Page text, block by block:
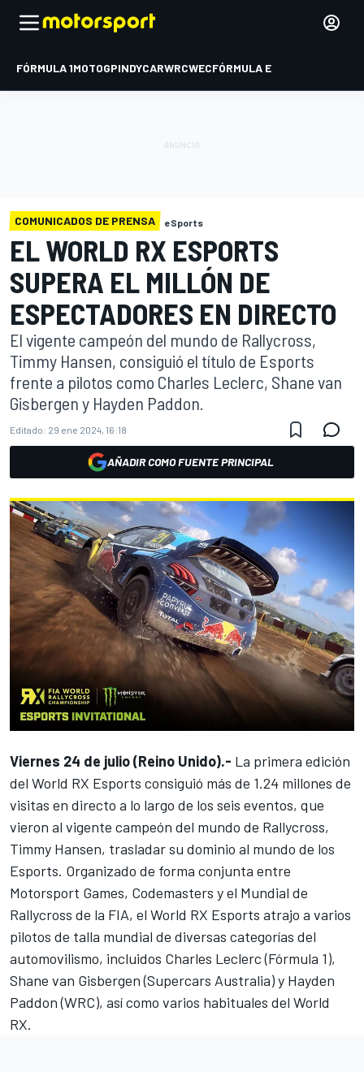
FÓRMULA 1MOTOGPINDYCARWRCWECFÓRMULA E
COMUNICADOS DE PRENSA eSports
EL WORLD RX ESPORTS
SUPERA EL MILLÓN DE
ESPECTADORES EN DIRECTO
El vigente campeón del mundo de Rallycross,
Timmy Hansen, consiguió el título de Esports
frente a pilotos como Charles Leclerc, Shane van
Gisbergen y Hayden Paddon.
Editado: 29 ene 2024, 16:18
AÑADIR COMO FUENTE PRINCIPAL
Viernes 24 de julio (Reino Unido).- La primera edición
del World RX Esports consiguió más de 1.24 millones de
visitas en directo a lo largo de los seis eventos, que
vieron al vigente campeón del mundo de Rallycross,
Timmy Hansen, trasladar su dominio al mundo de los
Esports. Organizado de forma conjunta entre
Motorsport Games, Codemasters y el Mundial de
Rallycross de la FIA, el World RX Esports atrajo a varios
pilotos de talla mundial de diversas categorías del
automovilismo, incluidos Charles Leclerc (Fórmula 1),
Shane van Gisbergen (Supercars Australia) y Hayden
Paddon (WRC), así como varios habituales del World
RX.